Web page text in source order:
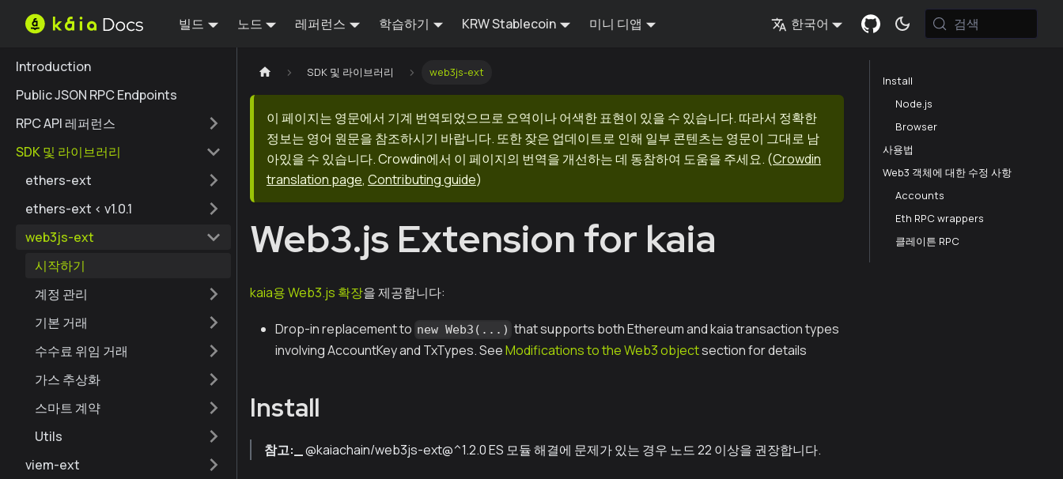
빌드 노드 레퍼런스 학습하기 KRW Stablecoin 미니 디앱 한국어 검색
Introduction
Public JSON RPC Endpoints
RPC API 레퍼런스
SDK 및 라이브러리
ethers-ext
ethers-ext < v1.0.1
web3js-ext
시작하기
계정 관리
기본 거래
수수료 위임 거래
가스 추상화
스마트 계약
Utils
viem-ext
SDK 및 라이브러리 web3js-ext
이 페이지는 영문에서 기계 번역되었으므로 오역이나 어색한 표현이 있을 수 있습니다. 따라서 정확한
정보는 영어 원문을 참조하시기 바랍니다. 또한 잦은 업데이트로 인해 일부 콘텐츠는 영문이 그대로 남
아있을 수 있습니다. Crowdin에서 이 페이지의 번역을 개선하는 데 동참하여 도움을 주세요. (Crowdin
translation page, Contributing guide)
Web3.js Extension for kaia
kaia용 Web3.js 확장을 제공합니다:
Drop-in replacement to new Web3(...) that supports both Ethereum and kaia transaction types
involving AccountKey and TxTypes. SeeModifications to the Web3 objectsection for details
Install
참고:_ @kaiachain/web3js-ext@^1.2.0 ES 모듈 해결에 문제가 있는 경우 노드 22 이상을 권장합니다.
Install
Node.js
Browser
사용법
Web3 객체에 대한 수정 사항
Accounts
Eth RPC wrappers
클레이튼 RPC